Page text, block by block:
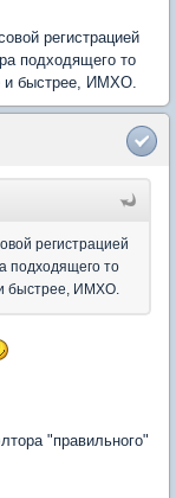
регистрацией
подходящего то
и быстрее, ИМХО.
регистрацией
подходящего то
быстрее, ИМХО.
"правильного"